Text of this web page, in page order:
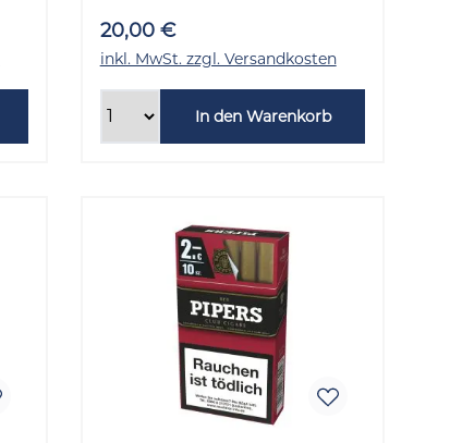
20,00 €
inkl. MwSt. zzgl. Versandkosten
In den Warenkorb